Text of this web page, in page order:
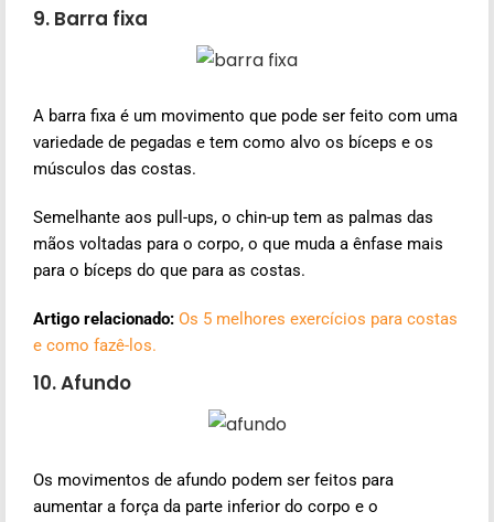
9. Barra fixa
A barra fixa é um movimento que pode ser feito com uma
variedade de pegadas e tem como alvo os bíceps e os
músculos das costas.
Semelhante aos pull-ups, o chin-up tem as palmas das
mãos voltadas para o corpo, o que muda a ênfase mais
para o bíceps do que para as costas.
Artigo relacionado: Os 5 melhores exercícios para costas
e como fazê-los.
10. Afundo
Os movimentos de afundo podem ser feitos para
aumentar a força da parte inferior do corpo e o